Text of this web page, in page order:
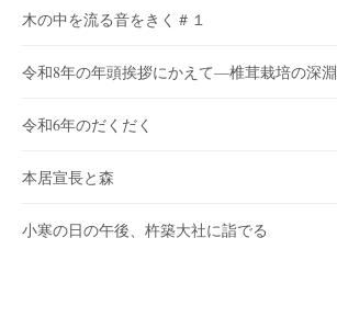
木の中を流る音をきく＃１
令和8年の年頭挨拶にかえて—椎茸栽培の深淵
令和6年のだくだく
本居宣長と森
小寒の日の午後、杵築大社に詣でる